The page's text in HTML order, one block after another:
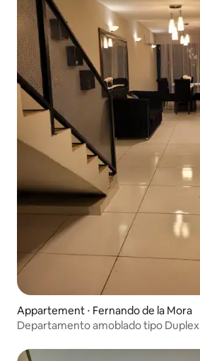
Appartement ⋅ Fernando de la Mora
Departamento amoblado tipo Duplex